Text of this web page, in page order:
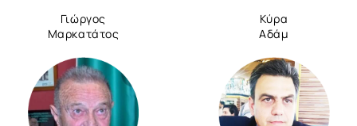
Γιώργος
Μαρκατάτος
Κύρα
Αδάμ